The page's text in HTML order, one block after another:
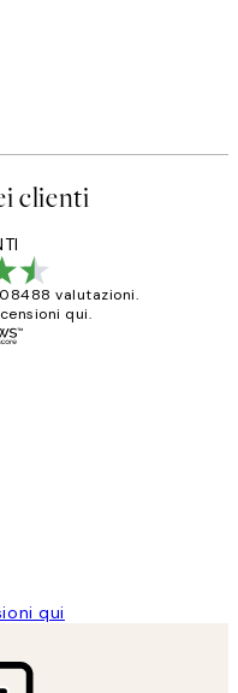
clienti
valutazioni.
qui.
qui